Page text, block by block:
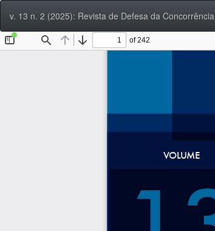
Voltar
aos
Detalhes
do
Artigo
v. 13 n. 2 (2025): Revista de Defesa da Concorrência